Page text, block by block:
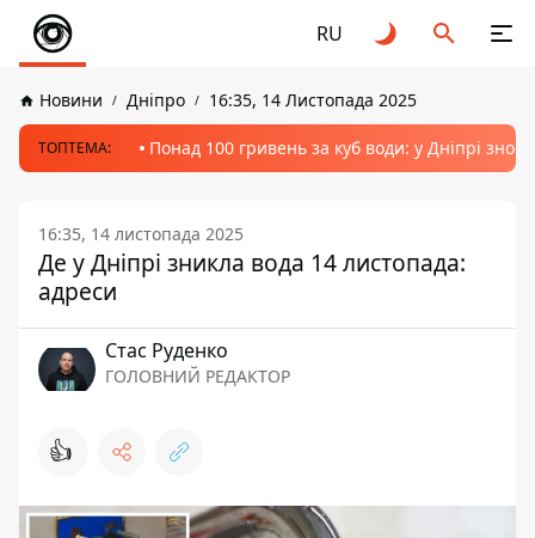
RU
Новини Дніпро 16:35, 14 Листопада 2025
ТОПТЕМА: Понад 100 гривень за куб води: у Дніпрі
16:35, 14 листопада 2025
Де у Дніпрі зникла вода 14 листопада:
адреси
Стас Руденко
ГОЛОВНИЙ РЕДАКТОР
👍